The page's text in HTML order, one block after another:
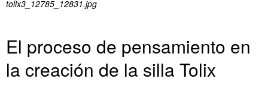
tolix3_12785_12831.jpg
El proceso de pensamiento en
la creación de la silla Tolix